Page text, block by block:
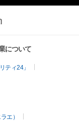
a proposal,
suddenly
know what I'm
image begins to
について
ティ24」
エ）